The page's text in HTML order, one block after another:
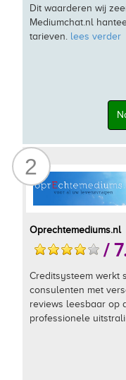
Dit waarderen wij
Mediumchat.nl
tarieven. lees verder
2
Oprechtemediums.nl
/
Creditsysteem werkt
consulenten met
reviews leesbaar op
professionele